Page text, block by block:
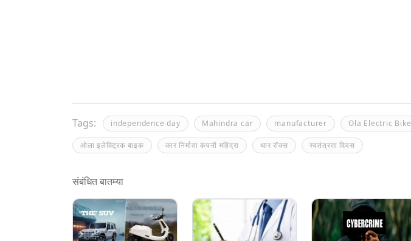
Tags: independence day Mahindra car manufacturer Ola Electric Bike
ओला इलेक्ट्रिक बाइक कार निर्माता कंपनी महिंद्रा थार रॉक्स स्वतंत्रता दिवस
संबंधित बातम्या